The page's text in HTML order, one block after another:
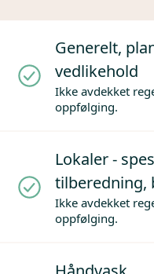
Generelt,
vedlikehold
Ikke avdekket
oppfølging.
Lokaler -
tilberedning,
Ikke avdekket
oppfølging.